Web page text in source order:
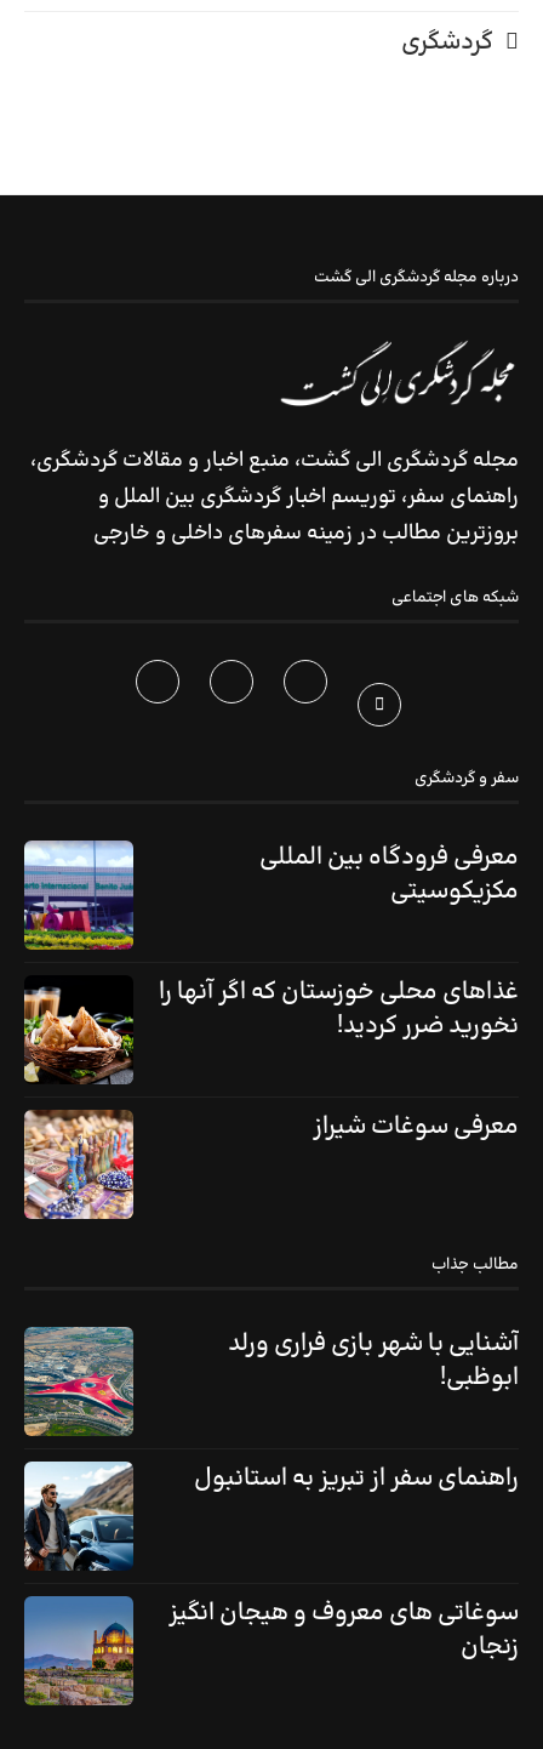
گردشگری
درباره مجله گردشگری الی گشت
مجله گردشگری الی گشت، منبع اخبار و مقالات گردشگری،
راهنمای سفر، توریسم اخبار گردشگری بین الملل و
بروزترین مطالب در زمینه سفرهای داخلی و خارجی
شبکه های اجتماعی
سفر و گردشگری
معرفی فرودگاه بین المللی
مکزیکوسیتی
غذاهای محلی خوزستان که اگر آنها را
نخورید ضرر کردید!
معرفی سوغات شیراز
مطالب جذاب
آشنایی با شهر بازی فراری ورلد
ابوظبی!
راهنمای سفر از تبریز به استانبول
سوغاتی های معروف و هیجان انگیز
زنجان